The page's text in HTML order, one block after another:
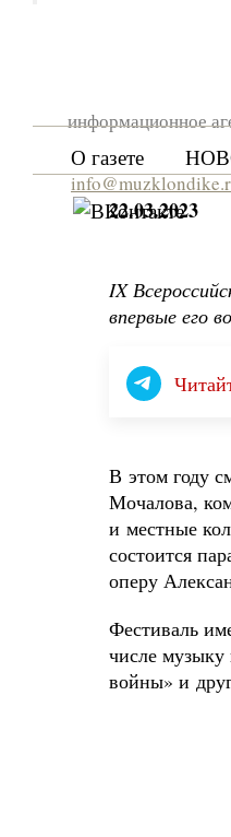
информационное
О газете
22.03.2023
IX
впервые его
В этом году
Мочалова,
и местные
состоится
оперу
Фестиваль
числе музыку
войны» и